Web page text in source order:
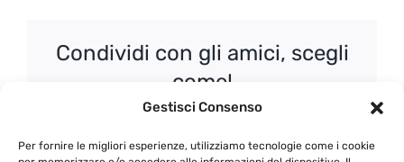
Gestisci Consenso
Per fornire le migliori esperienze, utilizziamo tecnologie come i cookie
Condividi con gli amici, scegli
come!